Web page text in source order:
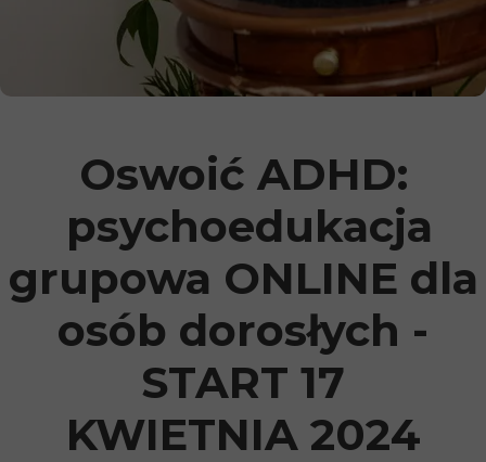
Oswoić ADHD:
psychoedukacja
grupowa ONLINE dla
osób dorosłych -
START 17
KWIETNIA 2024